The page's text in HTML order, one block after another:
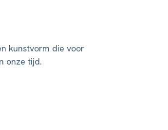
kunstvorm die voor
onze tijd.